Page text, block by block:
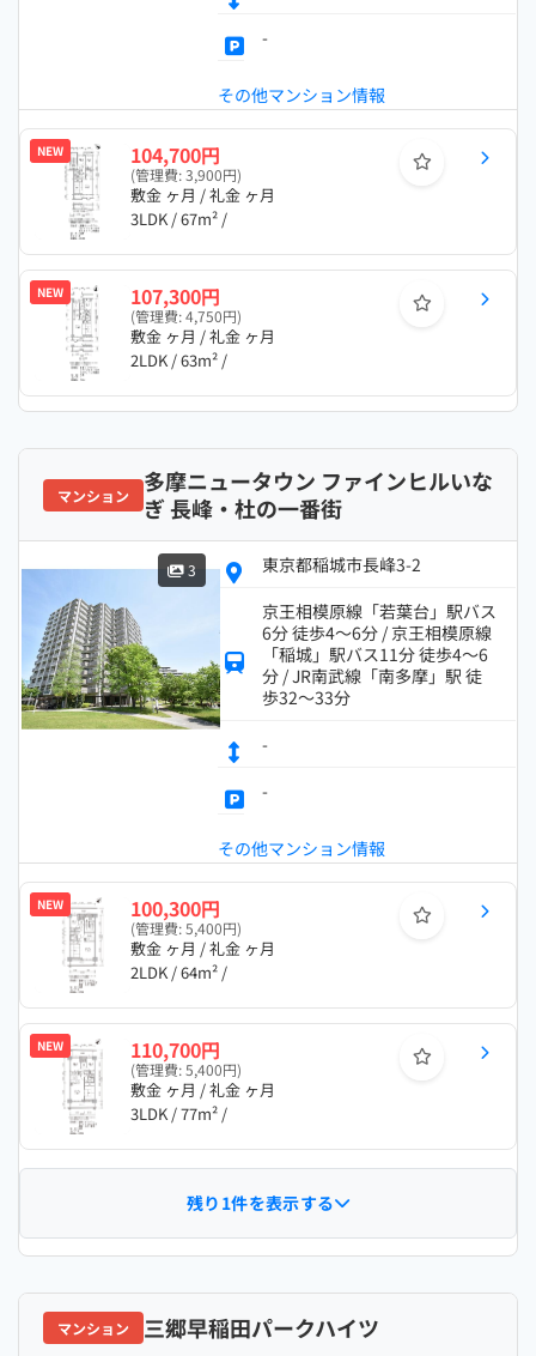
-
その他マンション情報
NEW 104,700円
(管理費: 3,900円)
敷金 ヶ月 / 礼金 ヶ月
3LDK / 67m² /
NEW 107,300円
(管理費: 4,750円)
敷金 ヶ月 / 礼金 ヶ月
2LDK / 63m² /
マンション
多摩ニュータウン ファインヒルいな
ぎ 長峰・杜の一番街
3
東京都稲城市長峰3-2
京王相模原線「若葉台」駅バス
6分 徒歩4～6分 / 京王相模原線
「稲城」駅バス11分 徒歩4～6
分 / JR南武線「南多摩」駅 徒
歩32～33分
-
-
その他マンション情報
NEW 100,300円
(管理費: 5,400円)
敷金 ヶ月 / 礼金 ヶ月
2LDK / 64m² /
NEW 110,700円
(管理費: 5,400円)
敷金 ヶ月 / 礼金 ヶ月
3LDK / 77m² /
残り1件を表示する
マンション 三郷早稲田パークハイツ